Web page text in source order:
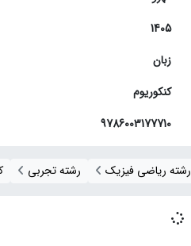
1405
زبان
کنکوریوم
9786003177710
رشته ریاضی فیزیک رشته تجربی